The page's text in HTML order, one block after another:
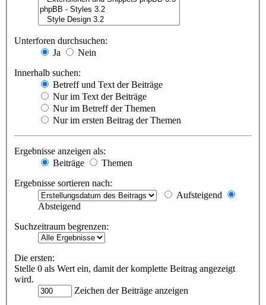
Unterforen durchsuchen:
Ja
Nein
Innerhalb suchen:
Betreff und Text der Beiträge
Nur im Text der Beiträge
Nur im Betreff der Themen
Nur im ersten Beitrag der Themen
Ergebnisse anzeigen als:
Beiträge
Themen
Ergebnisse sortieren nach:
Aufsteigend
Absteigend
Suchzeitraum begrenzen:
Die ersten:
Stelle 0 als Wert ein, damit der komplette Beitrag angezeigt
wird.
Zeichen der Beiträge anzeigen